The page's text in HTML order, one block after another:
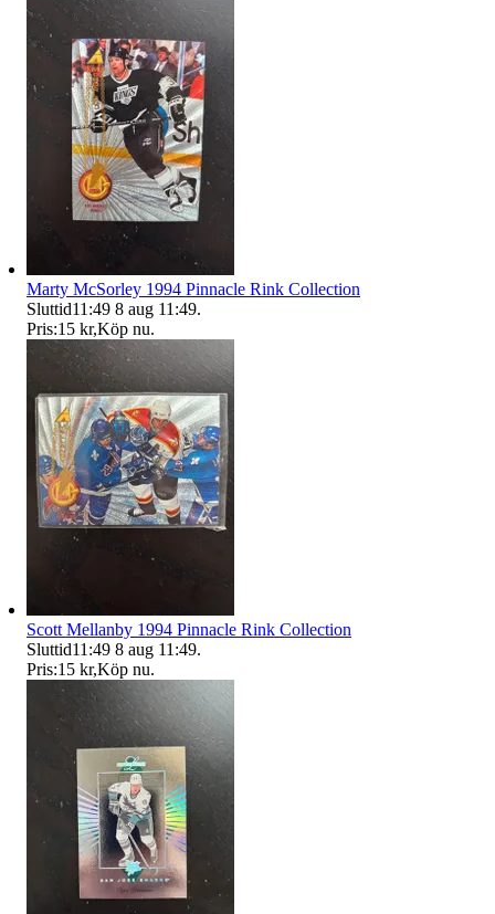
Marty McSorley 1994 Pinnacle Rink Collection
Sluttid11:49 8 aug 11:49.
Pris:15 kr,Köp nu.
Scott Mellanby 1994 Pinnacle Rink Collection
Sluttid11:49 8 aug 11:49.
Pris:15 kr,Köp nu.